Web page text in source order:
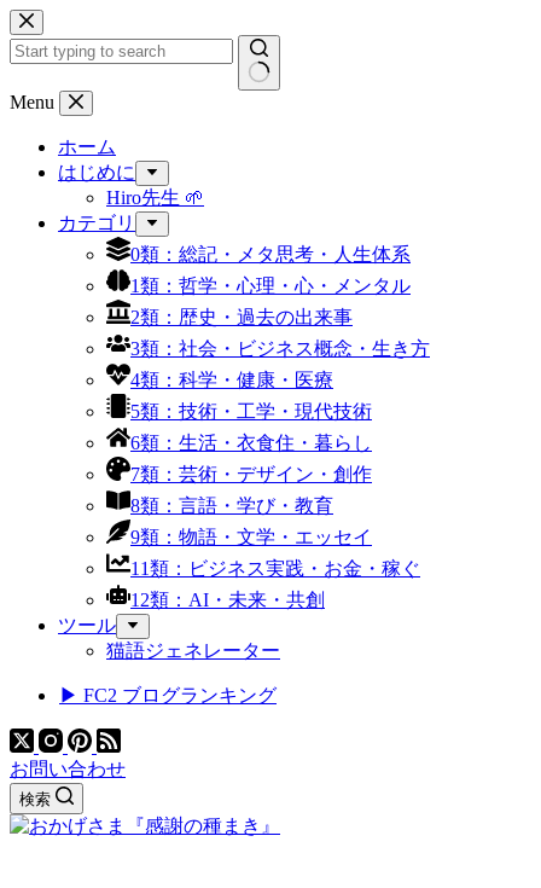
コ
ン
テ
ン
結
Menu
ホーム
はじめに
Hiro先生 🌱
カテゴリ
0類：総記・メタ思考・人生体系
1類：哲学・心理・心・メンタル
2類：歴史・過去の出来事
3類：社会・ビジネス概念・生き方
4類：科学・健康・医療
5類：技術・工学・現代技術
6類：生活・衣食住・暮らし
7類：芸術・デザイン・創作
8類：言語・学び・教育
9類：物語・文学・エッセイ
11類：ビジネス実践・お金・稼ぐ
12類：AI・未来・共創
ツール
猫語ジェネレーター
▶ FC2 ブログランキング
お問い合わせ
検索